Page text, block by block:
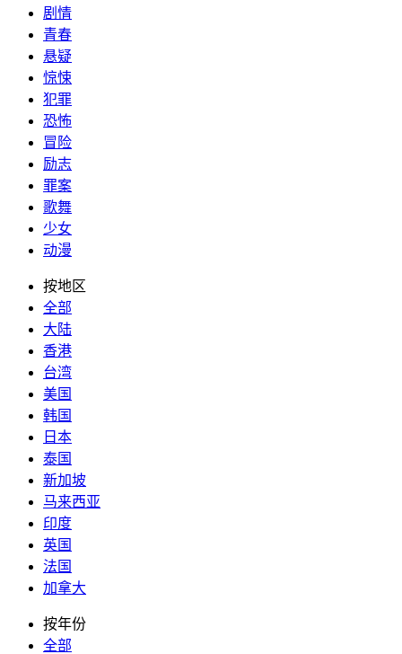
剧情
青春
悬疑
惊悚
犯罪
恐怖
冒险
励志
罪案
歌舞
少女
动漫
按地区
全部
大陆
香港
台湾
美国
韩国
日本
泰国
新加坡
马来西亚
印度
英国
法国
加拿大
按年份
全部